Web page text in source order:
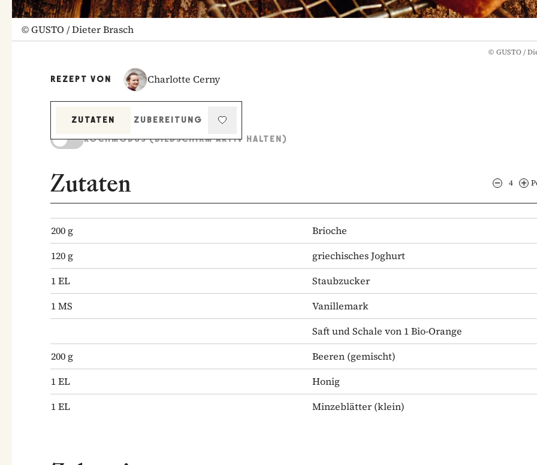
©GUSTO / Dieter Brasch
© GUSTO /
REZEPT VON Charlotte Cerny
ZUTATEN
ZUBEREITUNG
KOCHMODUS (BILDSCHIRM AKTIV HALTEN)
Zutaten 4
200 g
Brioche
120 g
griechisches Joghurt
1EL
Staubzucker
1MS
Vanillemark
Saft und Schale von 1 Bio-Orange
200 g Beeren (gemischt)
1EL
Honig
1EL Minzeblätter (klein)